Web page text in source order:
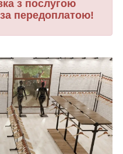
з послугою
за передоплатою!